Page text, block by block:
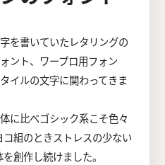
を書いていたレタリングの
ント、ワープロ用フォン
イルの文字に関わってきま
に比べゴシック系こそ色々
組のときストレスの少ない
創作し続けました。